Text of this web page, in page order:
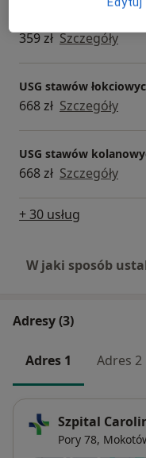
359 zł Szczegóły
USG stawów
668 zł Szczegóły
USG stawów
668 zł Szczegóły
+ 30 usług
W jaki sposób
Adresy (3)
Adres 1 Adres 2
Szpital
Pory 78,